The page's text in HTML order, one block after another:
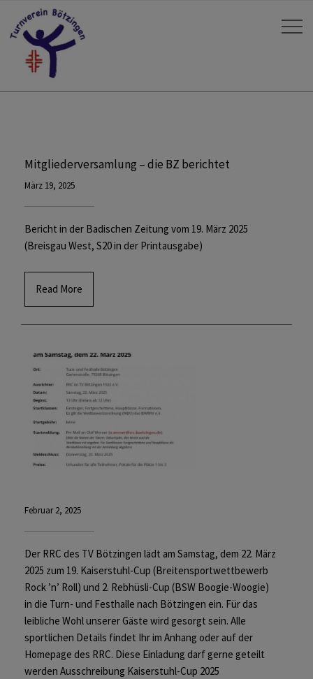
Mitgliederversamlung – die BZ berichtet
März 19, 2025
Bericht in der Badischen Zeitung vom 19. März 2025
(Breisgau West, S20 in der Printausgabe)
Read More
Februar 2, 2025
Der RRC des TV Bötzingen lädt am Samstag, dem 22. März
2025 zum 19. Kaiserstuhl-Cup (Breitensportwettbewerb
Rock ’n’ Roll) und 2. Rebhüsli-Cup (BSW Boogie-Woogie)
in die Turn- und Festhalle nach Bötzingen ein. Für das
leibliche Wohl unserer Gäste wird gesorgt sein. Alle
sportlichen Details findet Ihr im Anhang oder auf der
Homepage des RRC. Diese Einladung darf gerne geteilt
werden Ausschreibung Kaiserstuhl-Cup 2025